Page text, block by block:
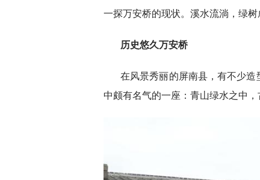
一探万安桥的现状。溪水流淌，绿
历史悠久万安桥
在风景秀丽的屏南县，有不少
中颇有名气的一座：青山绿水之中